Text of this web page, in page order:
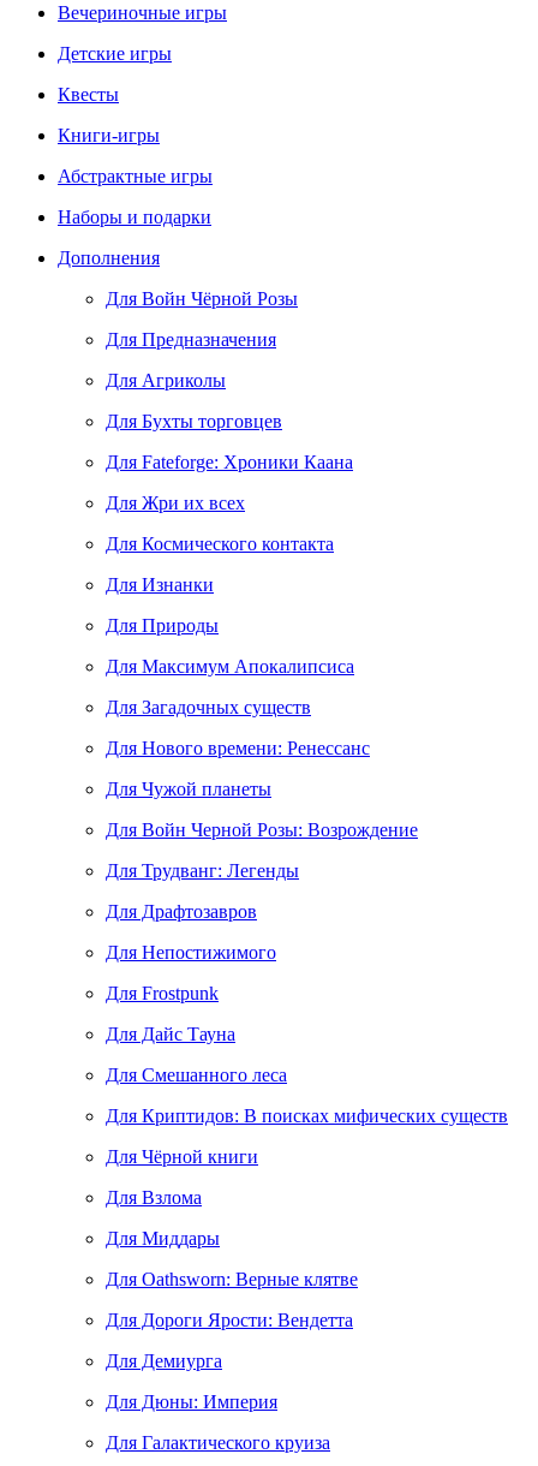
Вечериночные игры
Детские игры
Квесты
Книги-игры
Абстрактные игры
Наборы и подарки
Дополнения
Для Войн Чёрной Розы
Для Предназначения
Для Агриколы
Для Бухты торговцев
Для Fateforge: Хроники Каана
Для Жри их всех
Для Космического контакта
Для Изнанки
Для Природы
Для Максимум Апокалипсиса
Для Загадочных существ
Для Нового времени: Ренессанс
Для Чужой планеты
Для Войн Черной Розы: Возрождение
Для Трудванг: Легенды
Для Драфтозавров
Для Непостижимого
Для Frostpunk
Для Дайс Тауна
Для Смешанного леса
Для Криптидов: В поисках мифических существ
Для Чёрной книги
Для Взлома
Для Миддары
Для Oathsworn: Верные клятве
Для Дороги Ярости: Вендетта
Для Демиурга
Для Дюны: Империя
Для Галактического круиза